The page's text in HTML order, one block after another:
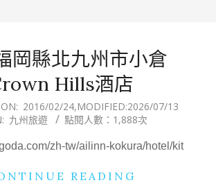
岡縣北九州市小倉
Hills酒店
ON: 2016/02/24,MODIFIED:2026/07/13
九州旅遊 點閱人數：1,888次
zh-tw/ailinn-kokura/hotel/kit
READING